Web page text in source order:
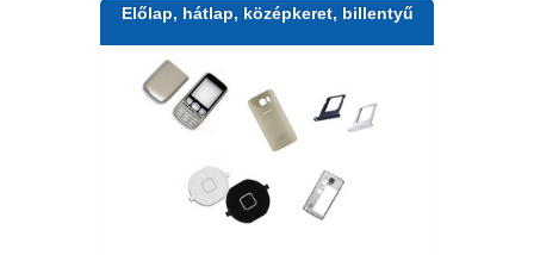
Előlap, hátlap, középkeret, billentyű